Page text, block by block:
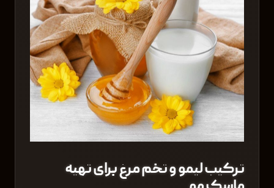
ترکیب لیمو و تخم مرغ برای تهیه